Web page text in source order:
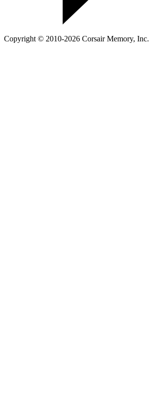
Copyright © 2010-2026 Corsair Memory, Inc.